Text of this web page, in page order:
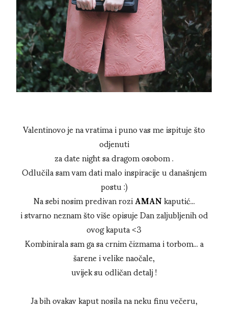
Valentinovo je na vratima i puno vas me ispituje što
odjenuti
za date night sa dragom osobom .
Odlučila sam vam dati malo inspiracije u današnjem
postu :)
Na sebi nosim predivan roziAMANkaputić...
i stvarno neznam što više opisuje Dan zaljubljenih od
ovog kaputa <3
Kombinirala sam ga sa crnim čizmama i torbom... a
šarene i velike naočale,
uvijek su odličan detalj !
Ja bih ovakav kaput nosila na neku finu večeru,